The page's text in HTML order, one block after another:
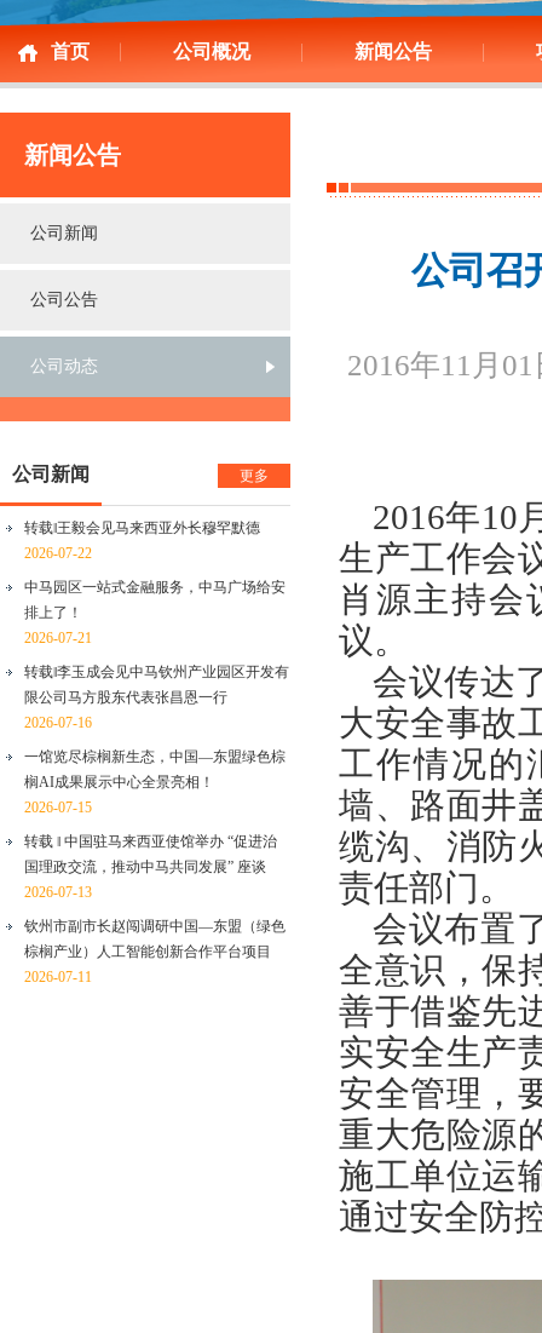
首页 公司概况 新闻公告
新闻公告
公司新闻
公司公告
公司动态
公司新闻 更多
转载‖王毅会见马来西亚外长穆罕默德
2026-07-22
中马园区一站式金融服务，中马广场给安
排上了！
2026-07-21
转载‖李玉成会见中马钦州产业园区开发有
限公司马方股东代表张昌恩一行
2026-07-16
一馆览尽棕榈新生态，中国—东盟绿色棕
榈AI成果展示中心全景亮相！
2026-07-15
转载 ‖ 中国驻马来西亚使馆举办 “促进治
国理政交流，推动中马共同发展” 座谈
2026-07-13
钦州市副市长赵闯调研中国—东盟（绿色
棕榈产业）人工智能创新合作平台项目
2026-07-11
公司召
2016年11月
2016年10
生产工作会
肖源主持会
议。
会议传达
大安全事故
工作情况的
墙、路面井
缆沟、消防
责任部门。
会议布置
全意识，保
善于借鉴先
实安全生产
安全管理，
重大危险源
施工单位运
通过安全防